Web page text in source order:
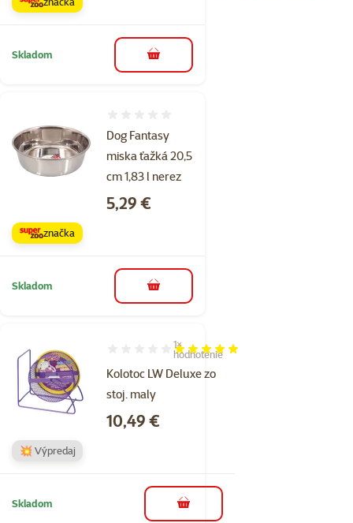
Skladom do košíka
Dog Fantasy
miska ťažká 20,5
cm 1,83 l nerez
Cena
5,29 €
značka
Skladom do košíka
Kolotoc LW Deluxe zo
stoj. maly
Hodnotenie 100%, počet hodnotení: 1
1×
hodnotenie
Cena
10,49 €
💥 Výpredaj
Skladom do košíka